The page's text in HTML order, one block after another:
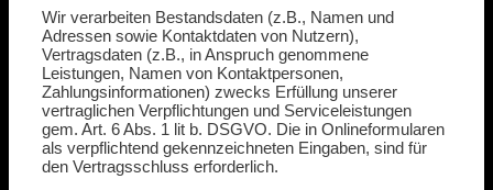
Wir verarbeiten Bestandsdaten (z.B., Namen und
Adressen sowie Kontaktdaten von Nutzern),
Vertragsdaten (z.B., in Anspruch genommene
Leistungen, Namen von Kontaktpersonen,
Zahlungsinformationen) zwecks Erfüllung unserer
vertraglichen Verpflichtungen und Serviceleistungen
gem. Art. 6 Abs. 1 lit b. DSGVO. Die in Onlineformularen
als verpflichtend gekennzeichneten Eingaben, sind für
den Vertragsschluss erforderlich.